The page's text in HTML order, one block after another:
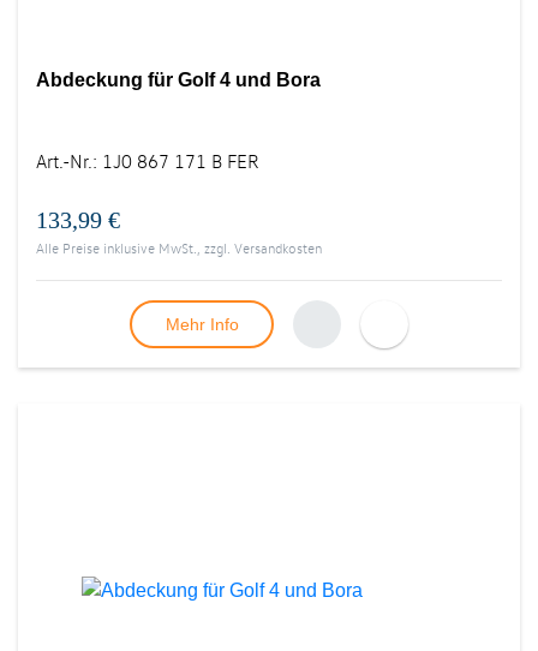
Abdeckung für Golf 4 und Bora
Art.-Nr.: 1J0 867 171 B FER
133,99 €
Alle Preise inklusive MwSt., zzgl. Versandkosten
Mehr Info